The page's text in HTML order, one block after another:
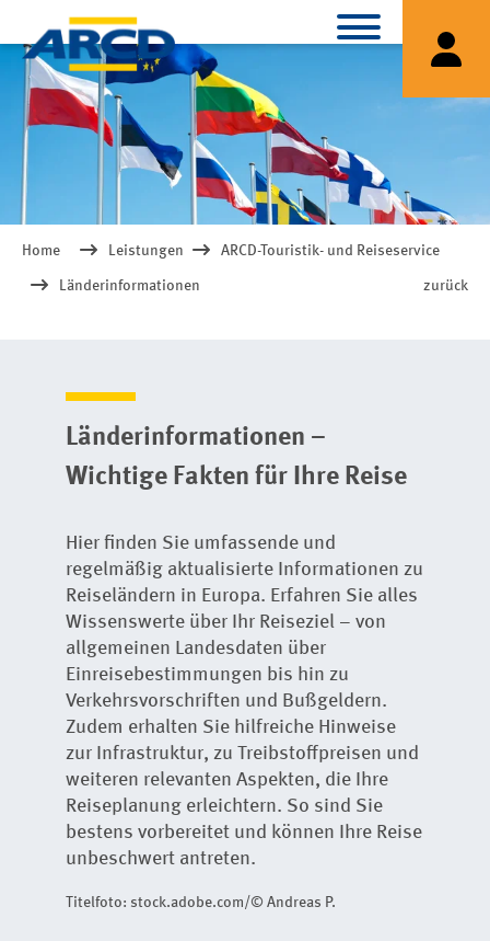
Home Leistungen ARCD-Touristik- und Reiseservice
Länderinformationen zurück
Länderinformationen –
Wichtige Fakten für Ihre Reise
Hier finden Sie umfassende und
regelmäßig aktualisierte Informationen zu
Reiseländern in Europa. Erfahren Sie alles
Wissenswerte über Ihr Reiseziel – von
allgemeinen Landesdaten über
Einreisebestimmungen bis hin zu
Verkehrsvorschriften und Bußgeldern.
Zudem erhalten Sie hilfreiche Hinweise
zur Infrastruktur, zu Treibstoffpreisen und
weiteren relevanten Aspekten, die Ihre
Reiseplanung erleichtern. So sind Sie
bestens vorbereitet und können Ihre Reise
unbeschwert antreten.
Titelfoto: stock.adobe.com/© Andreas P.